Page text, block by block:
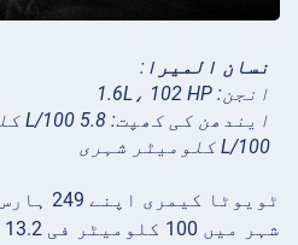
نسان المیرا :
انجن: 1.6L، 102 HP
L/100 کلومیٹر شہری